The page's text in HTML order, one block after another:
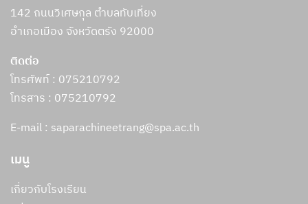
142 ถนนวิเศษกุล ตำบลทับเที่ยง
อำเภอเมือง จังหวัดตรัง 92000
ติดต่อ
โทรศัพท์ : 075210792
โทรสาร : 075210792
E-mail : saparachineetrang@spa.ac.th
เมนู
เกี่ยวกับโรงเรียน